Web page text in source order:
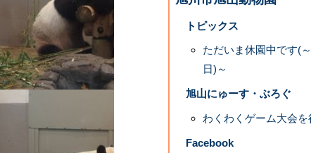
トピックス
ただいま休園中です(
日)～
旭山にゅーす・ぶろぐ
わくわくゲーム大会
Facebook